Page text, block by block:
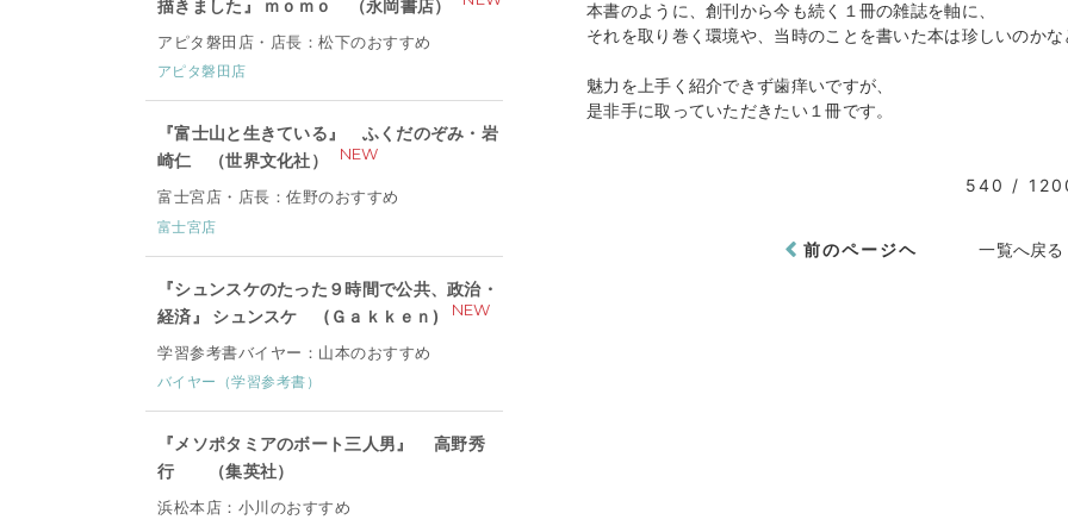
本書のように、創刊から今も続く１冊の雑誌を軸に、
それを取り巻く環境や、当時のことを書いた本は珍しいのかな
魅力を上手く紹介できず歯痒いですが、
是非手に取っていただきたい１冊です。
540 /
前のページヘ 一覧へ戻る
描きました』 ｍｏｍｏ （永岡書店）
アピタ磐田店・店長：松下のおすすめ
アピタ磐田店
『富士山と生きている』 ふくだのぞみ・岩
崎仁 （世界文化社）
NEW
富士宮店・店長：佐野のおすすめ
富士宮店
『シュンスケのたった９時間で公共、政治・
経済』 シュンスケ (Ｇａｋｋｅｎ)
NEW
学習参考書バイヤー：山本のおすすめ
バイヤー（学習参考書）
『メソポタミアのボート三人男』 高野秀
行 （集英社）
浜松本店：小川のおすすめ